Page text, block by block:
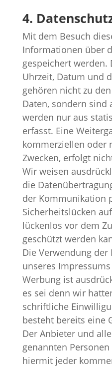
4.
Mit dem Besuch
Informationen über
gespeichert werden.
Uhrzeit, Datum und
gehören nicht zu
Daten, sondern sind
werden nur aus
erfasst. Eine
kommerziellen oder
Zwecken, erfolgt
Wir weisen
die
der Kommunikation
Sicherheitslücken
lückenlos vor dem
geschützt werden
Die Verwendung der
unseres
Werbung ist
es sei denn wir
schriftliche
besteht bereits eine
Der Anbieter und
genannten
hiermit jeder